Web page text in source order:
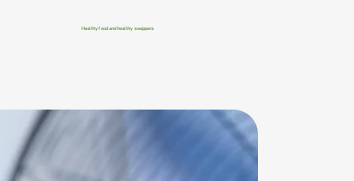
Healthy food and healthy swappers